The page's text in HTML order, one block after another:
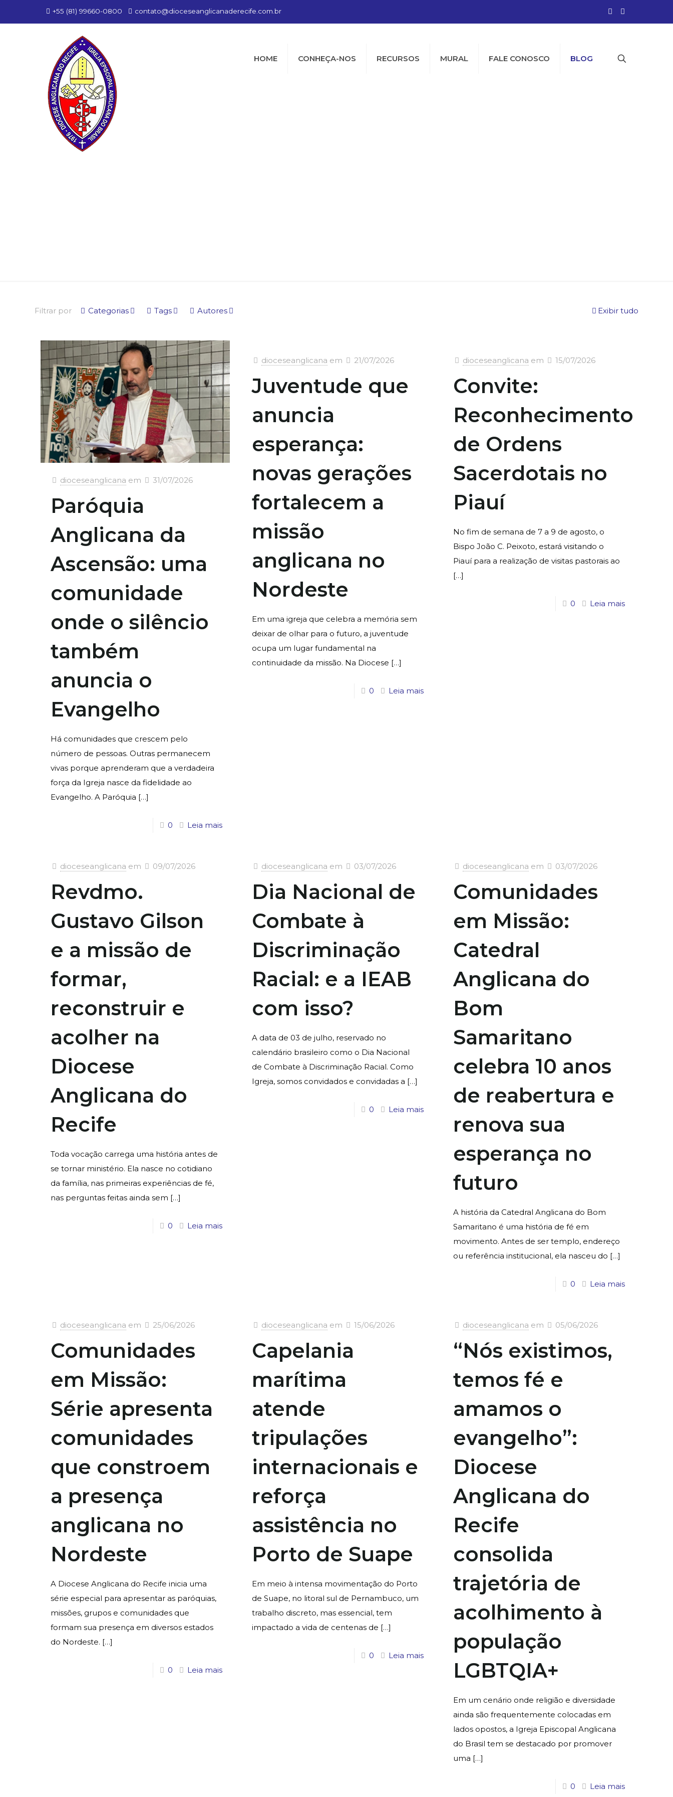
+55 (81) 99660-0800 contato@dioceseanglicanaderecife.com.br
HOME CONHEÇA-NOS RECURSOS MURAL FALE CONOSCO BLOG
Filtrar por Categorias Tags Autores Exibir tudo
dioceseanglicana em 31/07/2026
Paróquia
Anglicana da
Ascensão: uma
comunidade
onde o silêncio
também
anuncia o
Evangelho
Há comunidades que crescem pelo
número de pessoas. Outras permanecem
vivas porque aprenderam que a verdadeira
força da Igreja nasce da fidelidade ao
Evangelho. A Paróquia […]
0 Leia mais
dioceseanglicana em 21/07/2026
Juventude que
anuncia
esperança:
novas gerações
fortalecem a
missão
anglicana no
Nordeste
Em uma igreja que celebra a memória sem
deixar de olhar para o futuro, a juventude
ocupa um lugar fundamental na
continuidade da missão. Na Diocese […]
0 Leia mais
dioceseanglicana em 15/07/2026
Convite:
Reconhecimento
de Ordens
Sacerdotais no
Piauí
No fim de semana de 7 a 9 de agosto, o
Bispo João C. Peixoto, estará visitando o
Piauí para a realização de visitas pastorais ao
[…]
0 Leia mais
dioceseanglicana em 09/07/2026
Revdmo.
Gustavo Gilson
e a missão de
formar,
reconstruir e
acolher na
Diocese
Anglicana do
Recife
Toda vocação carrega uma história antes de
se tornar ministério. Ela nasce no cotidiano
da família, nas primeiras experiências de fé,
nas perguntas feitas ainda sem […]
0 Leia mais
dioceseanglicana em 03/07/2026
Dia Nacional de
Combate à
Discriminação
Racial: e a IEAB
com isso?
A data de 03 de julho, reservado no
calendário brasileiro como o Dia Nacional
de Combate à Discriminação Racial. Como
Igreja, somos convidados e convidadas a […]
0 Leia mais
dioceseanglicana em 03/07/2026
Comunidades
em Missão:
Catedral
Anglicana do
Bom
Samaritano
celebra 10 anos
de reabertura e
renova sua
esperança no
futuro
A história da Catedral Anglicana do Bom
Samaritano é uma história de fé em
movimento. Antes de ser templo, endereço
ou referência institucional, ela nasceu do […]
0 Leia mais
dioceseanglicana em 25/06/2026
Comunidades
em Missão:
Série apresenta
comunidades
que constroem
a presença
anglicana no
Nordeste
A Diocese Anglicana do Recife inicia uma
série especial para apresentar as paróquias,
missões, grupos e comunidades que
formam sua presença em diversos estados
do Nordeste. […]
0 Leia mais
dioceseanglicana em 15/06/2026
Capelania
marítima
atende
tripulações
internacionais e
reforça
assistência no
Porto de Suape
Em meio à intensa movimentação do Porto
de Suape, no litoral sul de Pernambuco, um
trabalho discreto, mas essencial, tem
impactado a vida de centenas de […]
0 Leia mais
dioceseanglicana em 05/06/2026
“Nós existimos,
temos fé e
amamos o
evangelho”:
Diocese
Anglicana do
Recife
consolida
trajetória de
acolhimento à
população
LGBTQIA+
Em um cenário onde religião e diversidade
ainda são frequentemente colocadas em
lados opostos, a Igreja Episcopal Anglicana
do Brasil tem se destacado por promover
uma […]
0 Leia mais